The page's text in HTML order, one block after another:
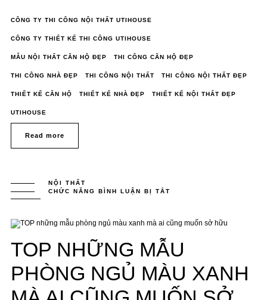
CÔNG TY THI CÔNG NỘI THẤT UTIHOUSE
CÔNG TY THIẾT KẾ THI CÔNG UTIHOUSE
MẪU NỘI THẤT CĂN HỘ ĐẸP THI CÔNG CĂN HỘ ĐẸP
THI CÔNG NHÀ ĐẸP THI CÔNG NỘI THẤT THI CÔNG NỘI THẤT ĐẸP
THIẾT KẾ CĂN HỘ THIẾT KẾ NHÀ ĐẸP THIẾT KẾ NỘI THẤT ĐẸP
UTIHOUSE
Read more
NỘI THẤT
CHỨC NĂNG BÌNH LUẬN BỊ TẮT
PHÒNG
NGỦ
AI
SỞ
TOP NHỮNG MẪU
PHÒNG NGỦ MÀU XANH